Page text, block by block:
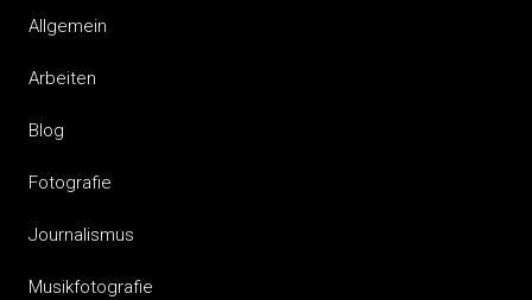
Allgemein
Arbeiten
Blog
Fotografie
Journalismus
Musikfotografie